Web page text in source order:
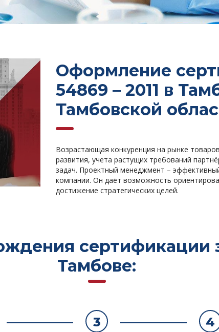
Оформление
54869 – 2011 в
Тамбовской
Возрастающая конкуренция на рынке
развития, учета растущих требований
задач. Проектный менеджмент –
компании. Он даёт возможность
достижение стратегических целей.
сертификации
Тамбове:
3 4